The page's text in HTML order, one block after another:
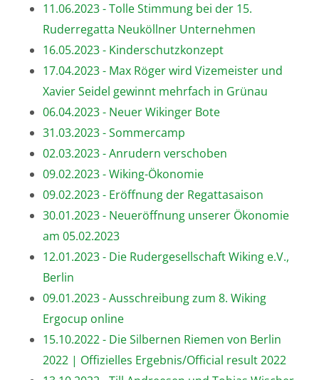
11.06.2023 - Tolle Stimmung bei der 15.
Ruderregatta Neuköllner Unternehmen
16.05.2023 - Kinderschutzkonzept
17.04.2023 - Max Röger wird Vizemeister und
Xavier Seidel gewinnt mehrfach in Grünau
06.04.2023 - Neuer Wikinger Bote
31.03.2023 - Sommercamp
02.03.2023 - Anrudern verschoben
09.02.2023 - Wiking-Ökonomie
09.02.2023 - Eröffnung der Regattasaison
30.01.2023 - Neueröffnung unserer Ökonomie
am 05.02.2023
12.01.2023 - Die Rudergesellschaft Wiking e.V.,
Berlin
09.01.2023 - Ausschreibung zum 8. Wiking
Ergocup online
15.10.2022 - Die Silbernen Riemen von Berlin
2022 | Offizielles Ergebnis/Official result 2022